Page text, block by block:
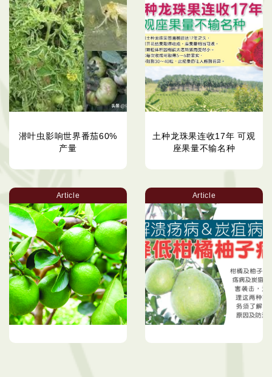
潜叶虫影响世界番茄60%
产量
土种龙珠果连收17年 可观
座果量不输名种
Article Article